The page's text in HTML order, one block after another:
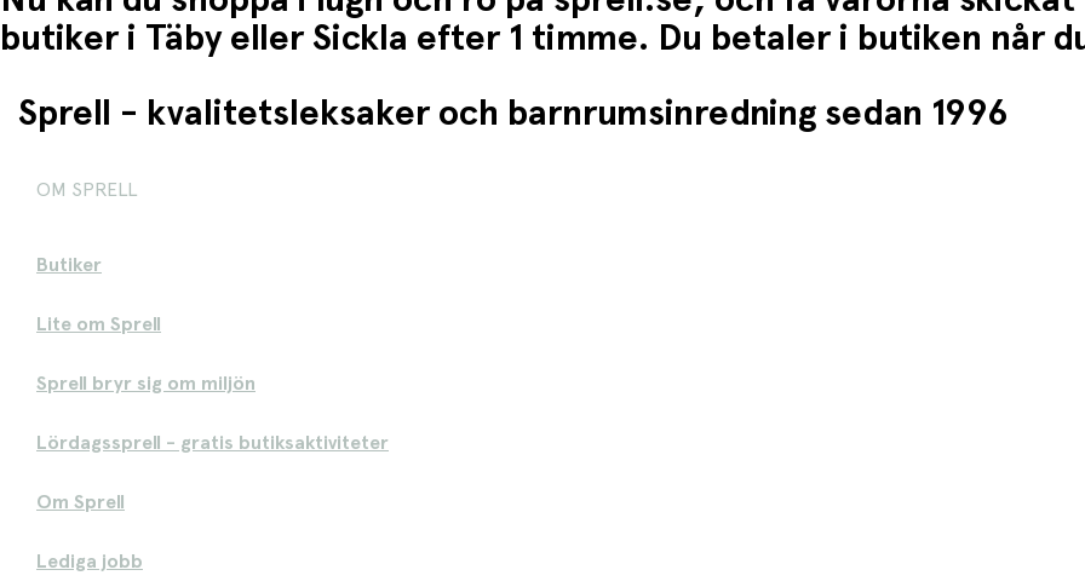
butiker i Täby eller Sickla efter 1 timme. Du betaler i butiken når
Sprell - kvalitetsleksaker och barnrumsinredning sedan 1996
OM SPRELL
Butiker
Lite om Sprell
Sprell bryr sig om miljön
Lördagssprell - gratis butiksaktiviteter
Om Sprell
Lediga jobb